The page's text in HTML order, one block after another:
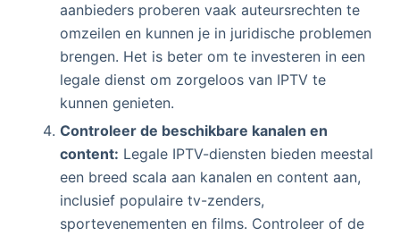
aanbieders proberen vaak auteursrechten te
omzeilen en kunnen je in juridische problemen
brengen. Het is beter om te investeren in een
legale dienst om zorgeloos van IPTV te
kunnen genieten.
Controleer de beschikbare kanalen en
content: Legale IPTV-diensten bieden meestal
een breed scala aan kanalen en content aan,
inclusief populaire tv-zenders,
sportevenementen en films. Controleer of de